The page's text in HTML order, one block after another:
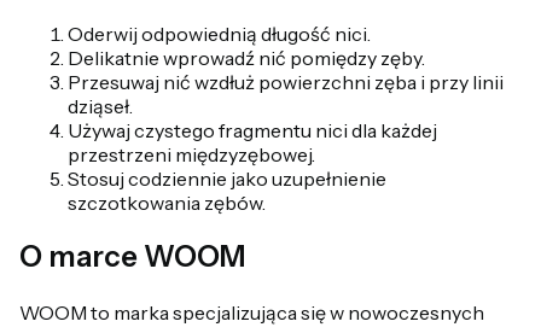
Oderwij odpowiednią długość nici.
Delikatnie wprowadź nić pomiędzy zęby.
Przesuwaj nić wzdłuż powierzchni zęba i przy linii
dziąseł.
Używaj czystego fragmentu nici dla każdej
przestrzeni międzyzębowej.
Stosuj codziennie jako uzupełnienie
szczotkowania zębów.
O marce WOOM
WOOM to marka specjalizująca się w nowoczesnych